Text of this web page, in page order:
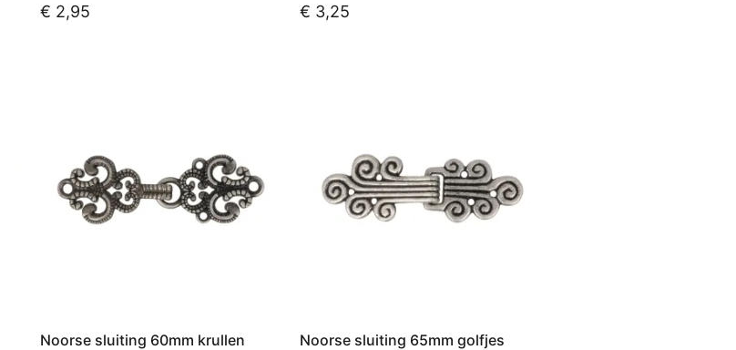
€ 2,95 € 3,25
Noorse sluiting 60mm krullen Noorse sluiting 65mm golfjes